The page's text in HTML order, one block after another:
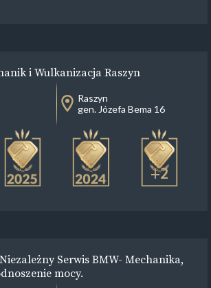
i Wulkanizacja Raszyn
Raszyn
gen. Józefa Bema 16
+2
Serwis BMW- Mechanika,
mocy.